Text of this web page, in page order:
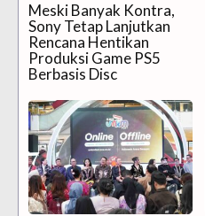
Meski Banyak Kontra,
Sony Tetap Lanjutkan
Rencana Hentikan
Produksi Game PS5
Berbasis Disc